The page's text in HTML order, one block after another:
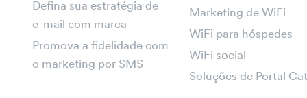
Defina sua estratégia de
e-mail com marca
Promova a fidelidade com
o marketing por SMS
Marketing de WiFi
WiFi para hóspedes
WiFi social
Soluções de Portal